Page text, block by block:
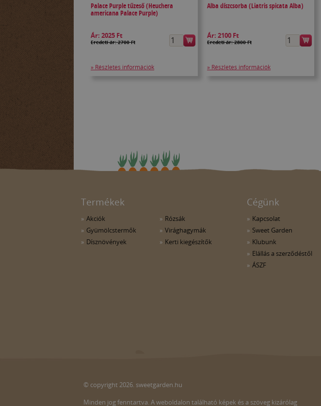
Palace Purple tűzeső (Heuchera
americana Palace Purple)
Ár: 2025 Ft
Eredeti ár: 2700 Ft
» Részletes információk
Alba díszcsorba (Liatris spicata Alba)
Ár:2100 Ft
Eredeti ár: 2800 Ft
» Részletes információk
Termékek
Akciók
Gyümölcstermők
Dísznövények
Rózsák
Virághagymák
Kerti kiegészítők
Cégünk
Kapcsolat
Sweet Garden
Klubunk
Elállás a szerződéstől
ÁSZF
© copyright 2026. sweetgarden.hu
Minden jog fenntartva. A weboldalon található képek és a szöveg kizárólag